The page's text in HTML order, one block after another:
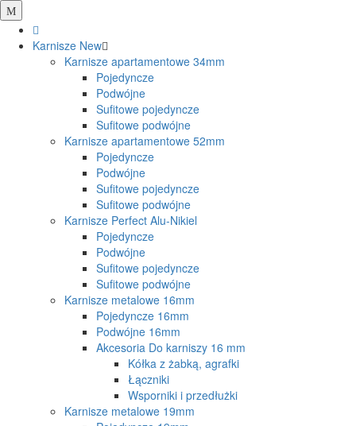
Karnisze New
Karnisze apartamentowe 34mm
Pojedyncze
Podwójne
Sufitowe pojedyncze
Sufitowe podwójne
Karnisze apartamentowe 52mm
Pojedyncze
Podwójne
Sufitowe pojedyncze
Sufitowe podwójne
Karnisze Perfect Alu-Nikiel
Pojedyncze
Podwójne
Sufitowe pojedyncze
Sufitowe podwójne
Karnisze metalowe 16mm
Pojedyncze 16mm
Podwójne 16mm
Akcesoria Do karniszy 16 mm
Kółka z żabką, agrafki
Łączniki
Wsporniki i przedłużki
Karnisze metalowe 19mm